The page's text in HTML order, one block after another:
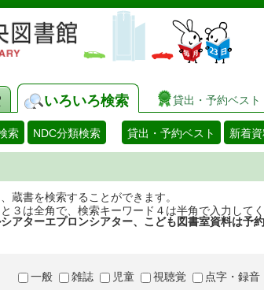
図
いろいろ検索 貸出・予約ベスト
索 NDC分類検索 貸出・予約ベスト 新着
蔵書を検索することができます。
３は全角で、検索キーワード４は半角で入力してく
アターエプロンシアター、こども図書室資料は予
一般 雑誌 児童 視聴覚 点字・録